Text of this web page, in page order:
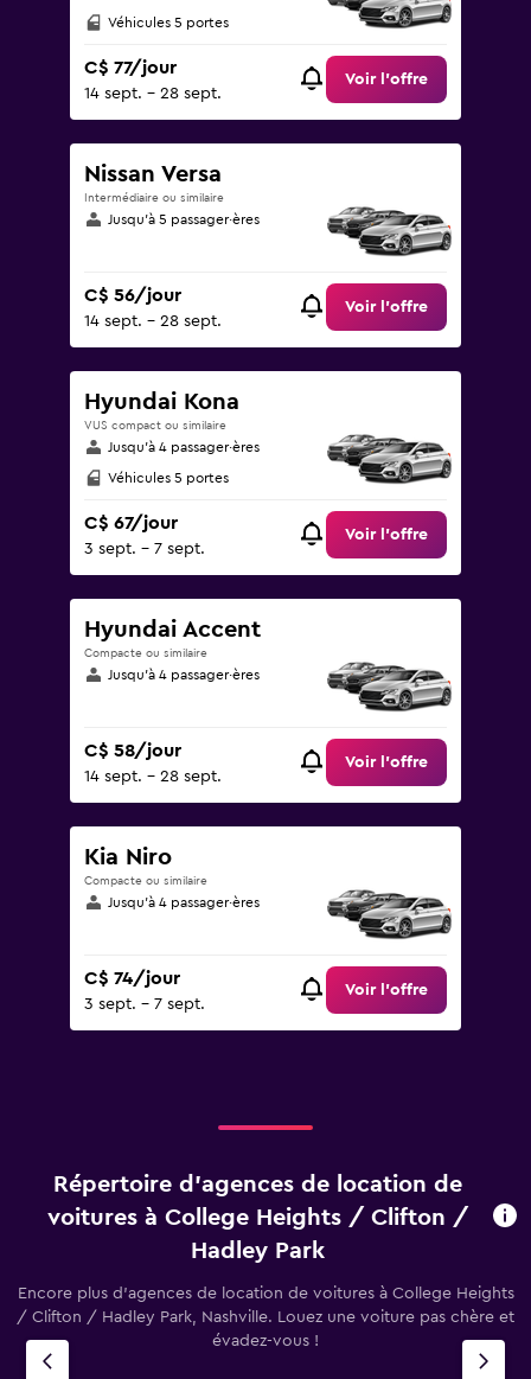
Véhicules 5 portes
C$ 77/jour
14 sept. - 28 sept.
Voir l’offre
Nissan Versa
Intermédiaire ou similaire
Jusqu’à 5 passager·ères
C$ 56/jour
14 sept. - 28 sept.
Voir l’offre
Hyundai Kona
VUS compact ou similaire
Jusqu’à 4 passager·ères
Véhicules 5 portes
C$ 67/jour
3 sept. - 7 sept.
Voir l’offre
Hyundai Accent
Compacte ou similaire
Jusqu’à 4 passager·ères
C$ 58/jour
14 sept. - 28 sept.
Voir l’offre
Kia Niro
Compacte ou similaire
Jusqu’à 4 passager·ères
C$ 74/jour
3 sept. - 7 sept.
Voir l’offre
Répertoire d’agences de location de
voitures à College Heights / Clifton /
Hadley Park
Encore plus d’agences de location de voitures à College Heights
/ Clifton / Hadley Park, Nashville. Louez une voiture pas chère et
évadez-vous !